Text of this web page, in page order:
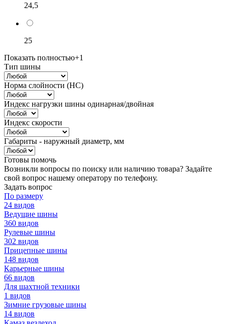
24,5
25
Показать полностью+1
Тип шины
Норма слойности (НС)
Индекс нагрузки шины одинарная/двойная
Индекс скорости
Габариты - наружный диаметр, мм
Готовы помочь
Возникли вопросы по поиску или наличию товара? Задайте
свой вопрос нашему оператору по телефону.
Задать вопрос
По размеру
24 видов
Ведущие шины
360 видов
Рулевые шины
302 видов
Прицепные шины
148 видов
Карьерные шины
66 видов
Для шахтной техники
1 видов
Зимние грузовые шины
14 видов